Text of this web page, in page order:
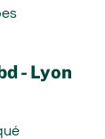
- Lyon